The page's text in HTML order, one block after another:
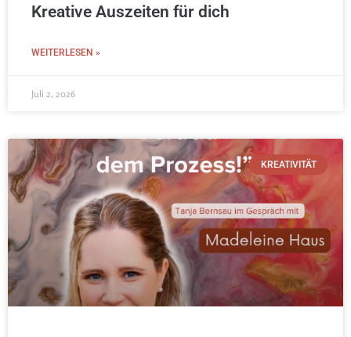
Kreative Auszeiten für dich
WEITERLESEN »
Juli 2, 2026
KREATIVITÄT